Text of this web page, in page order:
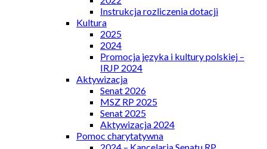
Instrukcja rozliczenia dotacji
Kultura
2025
2024
Promocja języka i kultury polskiej –
IRJP 2024
Aktywizacja
Senat 2026
MSZ RP 2025
Senat 2025
Aktywizacja 2024
Pomoc charytatywna